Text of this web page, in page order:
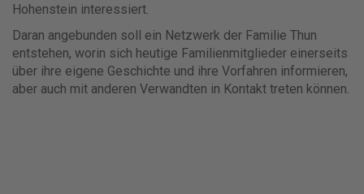
Hohenstein interessiert.
Daran angebunden soll ein Netzwerk der Familie Thun
entstehen, worin sich heutige Familienmitglieder einerseits
über ihre eigene Geschichte und ihre Vorfahren informieren,
aber auch mit anderen Verwandten in Kontakt treten können.